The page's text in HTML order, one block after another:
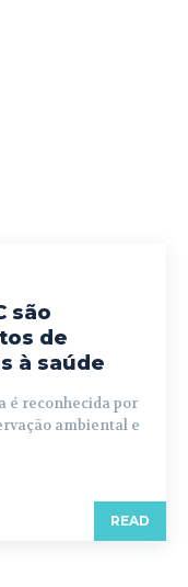
são
de
à saúde
é reconhecida por
ambiental e
READ